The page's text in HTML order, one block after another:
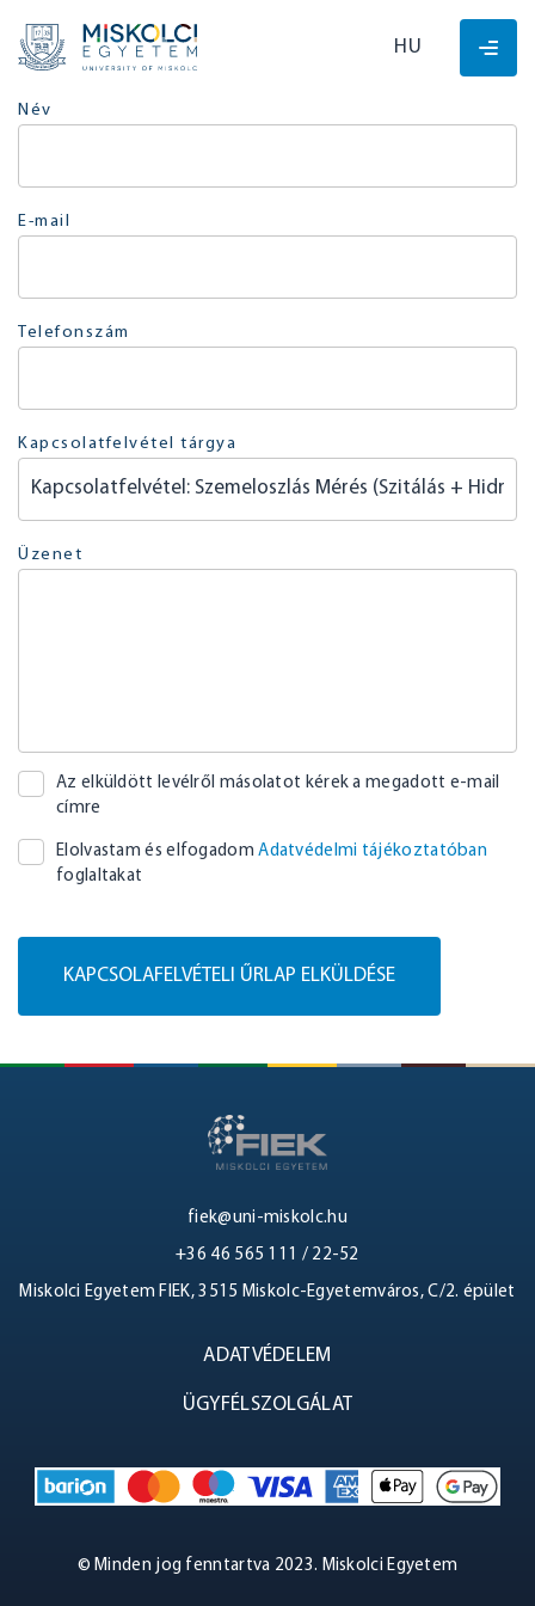
HU
BELÉPÉS
Név
E-mail
Telefonszám
Kapcsolatfelvétel tárgya
Üzenet
Az elküldött levélről másolatot kérek a megadott e-mail
címre
Elolvastam és elfogadomAdatvédelmi tájékoztatóban
foglaltakat
KAPCSOLAFELVÉTELI ŰRLAP ELKÜLDÉSE
fiek@uni-miskolc.hu
+36 46 565 111 / 22-52
Miskolci Egyetem FIEK, 3515 Miskolc-Egyetemváros, C/2. épület
ADATVÉDELEM
ÜGYFÉLSZOLGÁLAT
© Minden jog fenntartva 2023. Miskolci Egyetem